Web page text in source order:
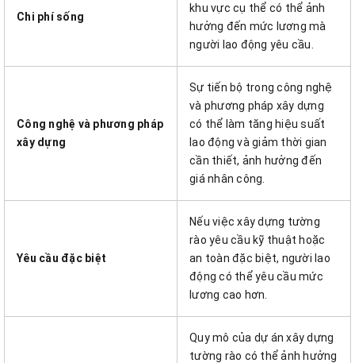
Chi phí sống
khu vực cụ thể có thể ảnh
hưởng đến mức lương mà
người lao động yêu cầu.
Công nghệ và phương pháp
xây dựng
Sự tiến bộ trong công nghệ
và phương pháp xây dựng
có thể làm tăng hiệu suất
lao động và giảm thời gian
cần thiết, ảnh hưởng đến
giá nhân công.
Yêu cầu đặc biệt
Nếu việc xây dựng tường
rào yêu cầu kỹ thuật hoặc
an toàn đặc biệt, người lao
động có thể yêu cầu mức
lương cao hơn.
Quy mô của dự án xây dựng
tường rào có thể ảnh hưởng